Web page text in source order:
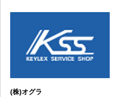
(株)オグラ